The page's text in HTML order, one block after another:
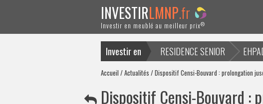
INVESTIRLMNP.fr
Investir en meublé au meilleur prix®
Investir en RESIDENCE SENIOR
ACTUALITES
Accueil /Actualités / Dispositif Censi-Bouvard : prolongation
Dispositif Censi-Bouvard :